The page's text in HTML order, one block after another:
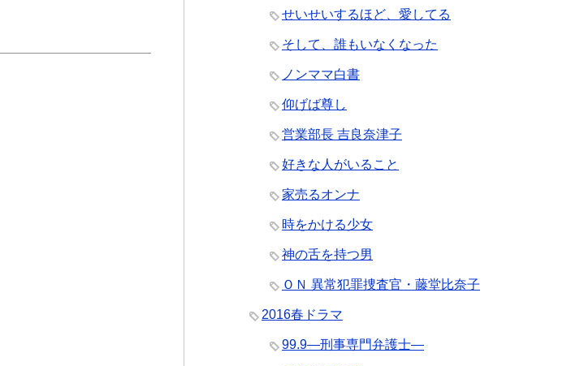
せいせいするほど、愛してる
そして、誰もいなくなった
ノンママ白書
仰げば尊し
営業部長 吉良奈津子
好きな人がいること
家売るオンナ
時をかける少女
神の舌を持つ男
ＯＮ 異常犯罪捜査官・藤堂比奈子
2016春ドラマ
99.9―刑事専門弁護士―